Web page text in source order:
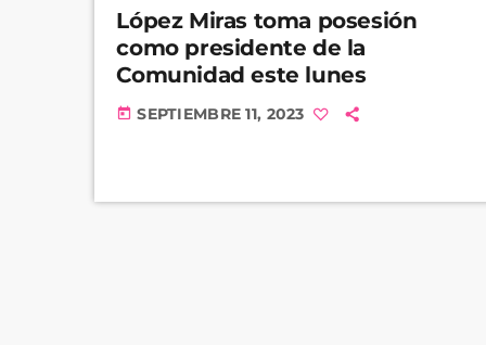
López Miras toma posesión
como presidente de la
Comunidad este lunes
today SEPTIEMBRE 11, 2023